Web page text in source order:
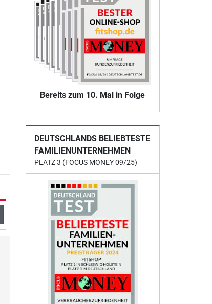
Bereits zum 10. Mal in Folge
DEUTSCHLANDS BELIEBTESTE
FAMILIENUNTERNEHMEN
PLATZ 3 (FOCUS MONEY 09/25)